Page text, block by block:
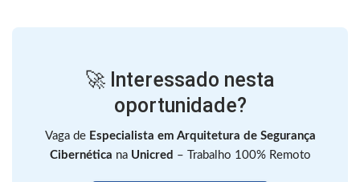
🚀 Interessado nesta
oportunidade?
Vaga de Especialista em Arquitetura de Segurança
Cibernética na Unicred – Trabalho 100% Remoto